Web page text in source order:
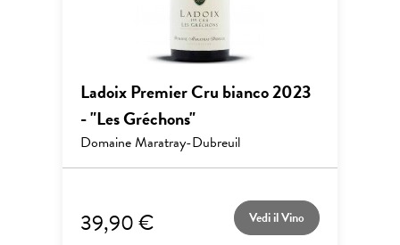
Ladoix Premier Cru bianco 2023
- "Les Gréchons"
Domaine Maratray-Dubreuil
39,90 € Vedi il Vino